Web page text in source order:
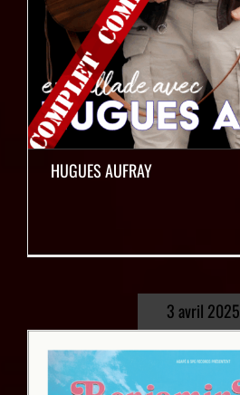
HUGUES AUFRAY
3 avril 2025